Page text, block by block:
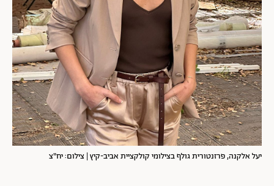
יעל אלקנה, פרזנטורית גולף בצילומי קולקציית אביב-קיץ | צילום: יח"צ